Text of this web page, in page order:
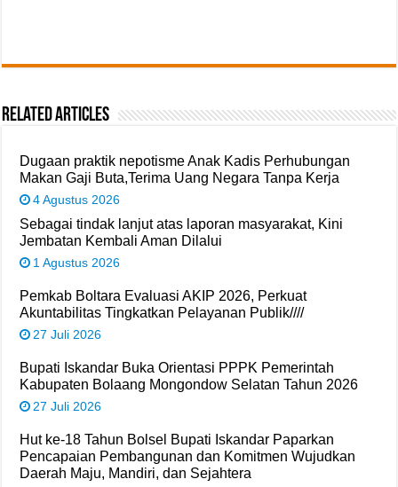
Related Articles
Dugaan praktik nepotisme Anak Kadis Perhubungan
Makan Gaji Buta,Terima Uang Negara Tanpa Kerja
4 Agustus 2026
Sebagai tindak lanjut atas laporan masyarakat, Kini
Jembatan Kembali Aman Dilalui
1 Agustus 2026
Pemkab Boltara Evaluasi AKIP 2026, Perkuat
Akuntabilitas Tingkatkan Pelayanan Publik////
27 Juli 2026
Bupati Iskandar Buka Orientasi PPPK Pemerintah
Kabupaten Bolaang Mongondow Selatan Tahun 2026
27 Juli 2026
Hut ke-18 Tahun Bolsel Bupati Iskandar Paparkan
Pencapaian Pembangunan dan Komitmen Wujudkan
Daerah Maju, Mandiri, dan Sejahtera